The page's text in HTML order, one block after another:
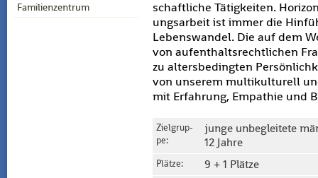
Familienzentrum
schaft­li­che Tä­tig­kei­ten.
ungs­ar­beit ist immer die
Le­bens­wan­del. Die auf dem
von auf­ent­halts­recht­li­chen
zu al­ters­be­ding­ten
von un­se­rem mul­ti­kul­tu­rell
mit Er­fah­rung, Em­pa­thie und
Ziel­grup­
pe:
junge un­be­glei­te­te
12 Jahre
Plät­ze: 9 + 1 Plät­ze